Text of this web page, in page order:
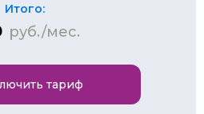
Итого:
руб./мес.
тариф